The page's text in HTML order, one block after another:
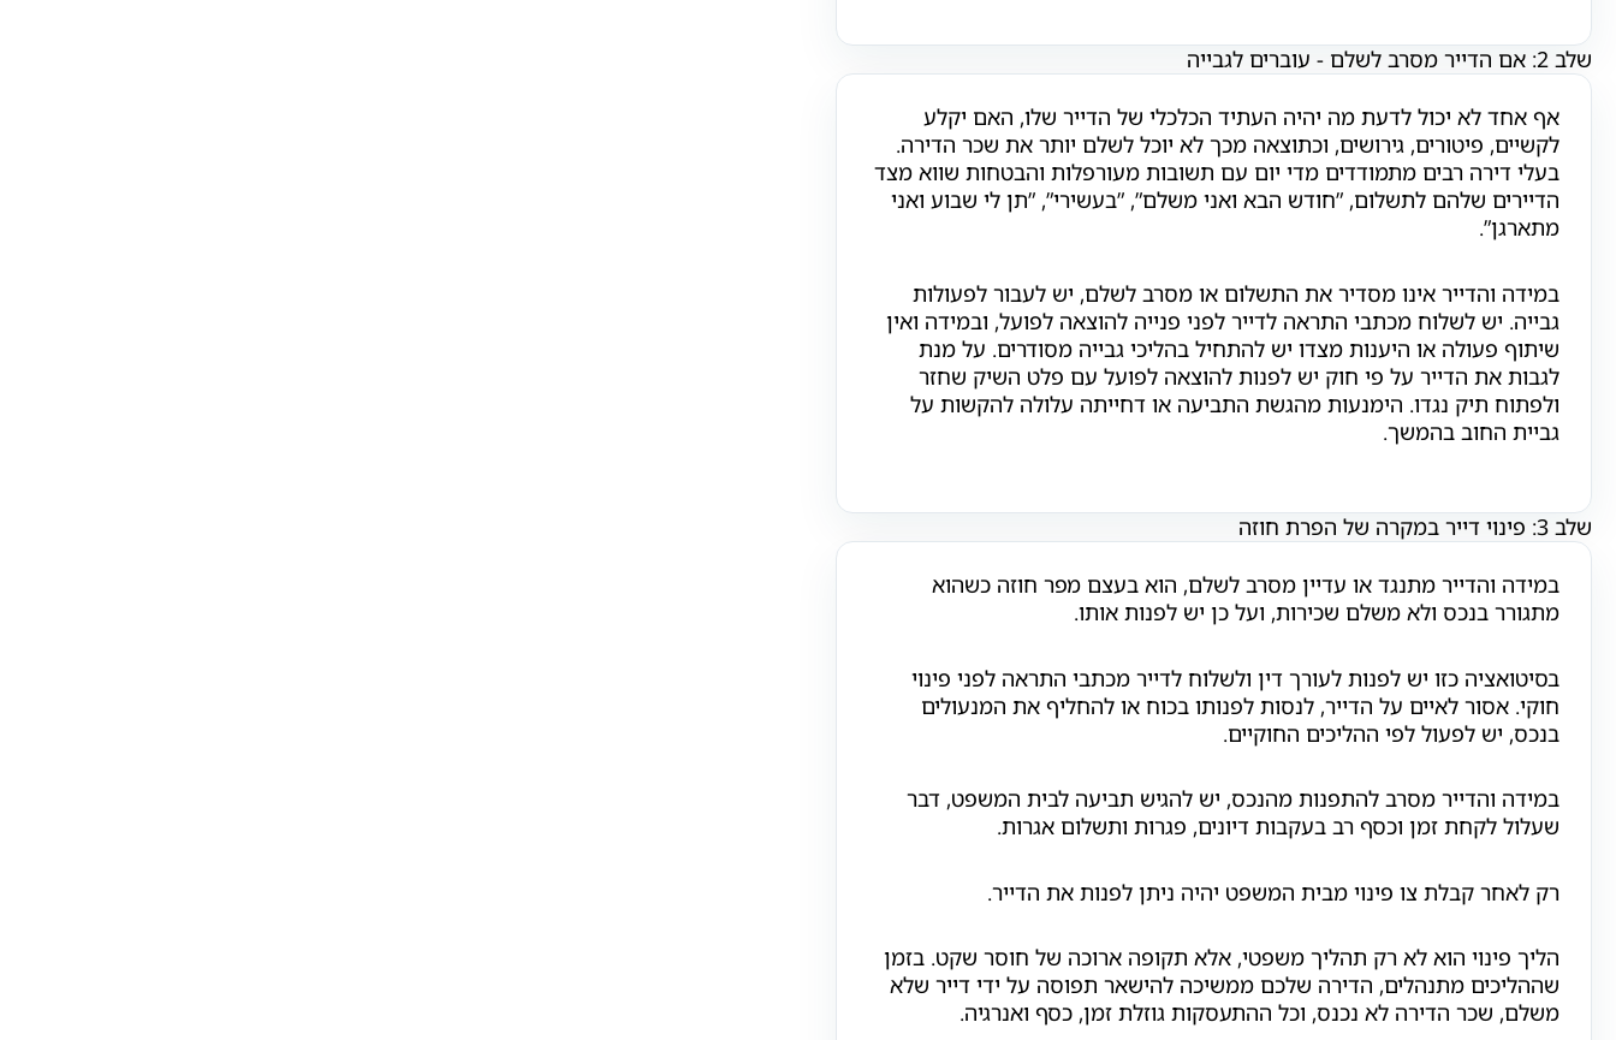
שלב 2: אם הדייר מסרב לשלם - עוברים לגבייה
אף אחד לא יכול לדעת מה יהיה העתיד הכלכלי של הדייר שלו, האם יקלע
לקשיים, פיטורים, גירושים, וכתוצאה מכך לא יוכל לשלם יותר את שכר הדירה.
בעלי דירה רבים מתמודדים מדי יום עם תשובות מעורפלות והבטחות שווא מצד
הדיירים שלהם לתשלום, ”חודש הבא ואני משלם”, ”בעשירי”, ”תן לי שבוע ואני
מתארגן”.
במידה והדייר אינו מסדיר את התשלום או מסרב לשלם, יש לעבור לפעולות
גבייה. יש לשלוח מכתבי התראה לדייר לפני פנייה להוצאה לפועל, ובמידה ואין
שיתוף פעולה או היענות מצדו יש להתחיל בהליכי גבייה מסודרים. על מנת
לגבות את הדייר על פי חוק יש לפנות להוצאה לפועל עם פלט השיק שחזר
ולפתוח תיק נגדו. הימנעות מהגשת התביעה או דחייתה עלולה להקשות על
גביית החוב בהמשך.
שלב 3: פינוי דייר במקרה של הפרת חוזה
במידה והדייר מתנגד או עדיין מסרב לשלם, הוא בעצם מפר חוזה כשהוא
מתגורר בנכס ולא משלם שכירות, ועל כן יש לפנות אותו.
בסיטואציה כזו יש לפנות לעורך דין ולשלוח לדייר מכתבי התראה לפני פינוי
חוקי. אסור לאיים על הדייר, לנסות לפנותו בכוח או להחליף את המנעולים
בנכס, יש לפעול לפי ההליכים החוקיים.
במידה והדייר מסרב להתפנות מהנכס, יש להגיש תביעה לבית המשפט, דבר
שעלול לקחת זמן וכסף רב בעקבות דיונים, פגרות ותשלום אגרות.
רק לאחר קבלת צו פינוי מבית המשפט יהיה ניתן לפנות את הדייר.
הליך פינוי הוא לא רק תהליך משפטי, אלא תקופה ארוכה של חוסר שקט. בזמן
שההליכים מתנהלים, הדירה שלכם ממשיכה להישאר תפוסה על ידי דייר שלא
משלם, שכר הדירה לא נכנס, וכל ההתעסקות גוזלת זמן, כסף ואנרגיה.